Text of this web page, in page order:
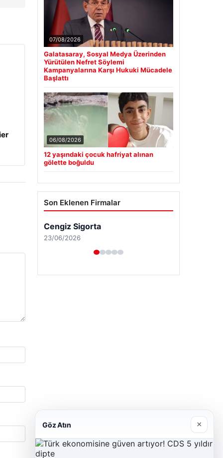
07/08/2026
Galatasaray, Sosyal Medya Üzerinden
Yürütülen Nefret Söylemi
Kampanyalarına Karşı Hukuki Mücadele
Başlattı
06/08/2026
12 yaşındaki çocuk hafriyat alınan
gölette boğuldu
Son Eklenen Firmalar
Cengiz Sigorta
23/06/2026
Göz Atın ×